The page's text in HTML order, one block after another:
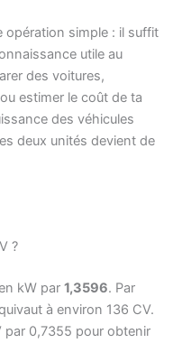
opération simple : il suffit
utile au
des voitures,
estimer le coût de ta
des véhicules
deux unités devient de
?
kW par1,3596. Par
à environ 136 CV.
par 0,7355 pour obtenir